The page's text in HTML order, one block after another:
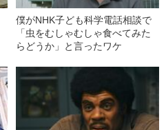
僕がNHK子ども科学電話相談で
「虫をむしゃむしゃ食べてみた
らどうか」と言ったワケ